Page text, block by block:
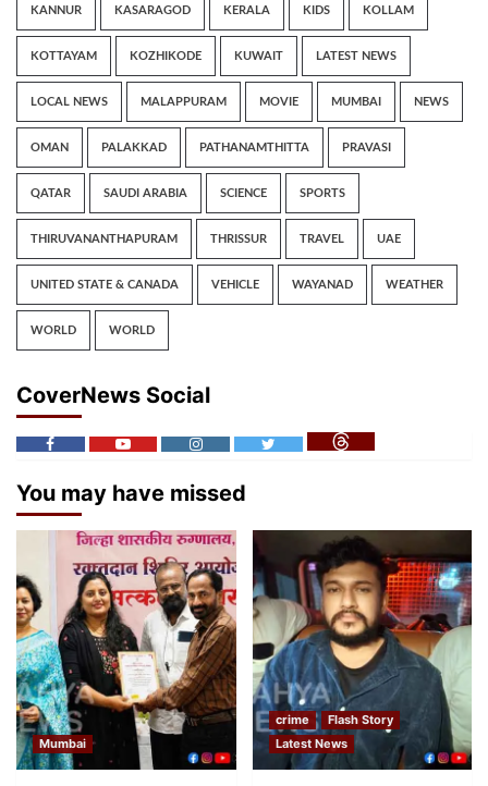
KANNUR KASARAGOD KERALA KIDS KOLLAM
KOTTAYAM KOZHIKODE KUWAIT LATEST NEWS
LOCAL NEWS MALAPPURAM MOVIE MUMBAI NEWS
OMAN PALAKKAD PATHANAMTHITTA PRAVASI
QATAR SAUDI ARABIA SCIENCE SPORTS
THIRUVANANTHAPURAM THRISSUR TRAVEL UAE
UNITED STATE & CANADA VEHICLE WAYANAD WEATHER
WORLD WORLD
CoverNews Social
You may have missed
Mumbai
crime
Flash Story
Latest News